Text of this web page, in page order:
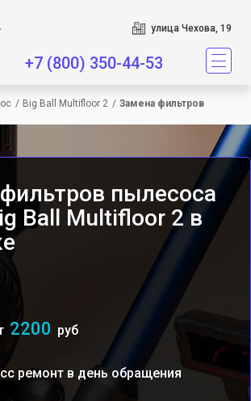
улица Чехова, 19
+7 (800) 350-44-53
/ Big Ball Multifloor 2 / Замена фильтров
пылесоса
Ball Multifloor 2 в
2200 руб
ремонт в день обращения